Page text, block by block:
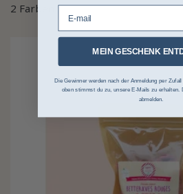
2 Farben
MEIN GESCHENK
Die Gewinner werden nach der Anmeldung per
oben stimmst du zu, unsere E-Mails zu erhalten.
abmelden.